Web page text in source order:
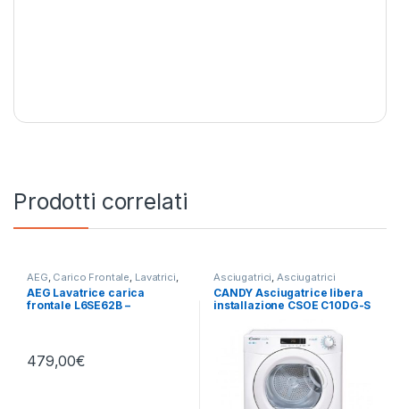
Prodotti correlati
AEG Carico Frontale Lavatrici
Libera Installazione
AEG Lavatrice carica
frontale L6SE62B –
479,00€
Asciugatrici Asciugatrici
Standard
CANDY Asciugatrice libera
installazione CSOE C10DG-S